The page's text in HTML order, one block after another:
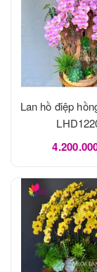
Lan hồ điệp